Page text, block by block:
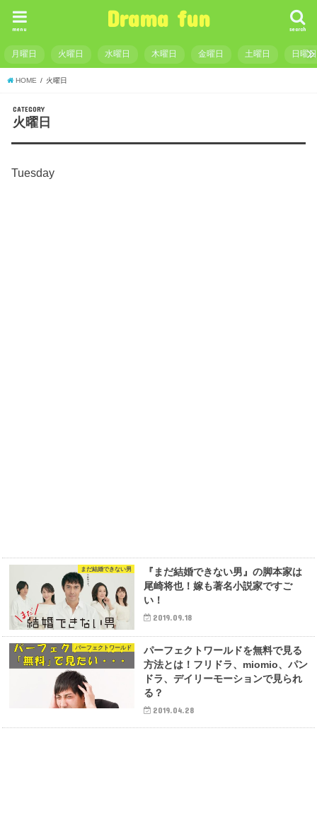
Drama fun search
menu
月曜日 火曜日 水曜日 木曜日 金曜日 土曜日 日曜日
HOME 火曜日
CATEGORY
火曜日
Tuesday
まだ結婚できない男
『まだ結婚できない男』の脚本家は
尾崎将也！嫁も著名小説家ですご
い！
2019.09.18
パーフェクトワールド
パーフェクトワールドを無料で見る
方法とは！フリドラ、miomio、パン
ドラ、デイリーモーションで見られ
る？
2019.04.28